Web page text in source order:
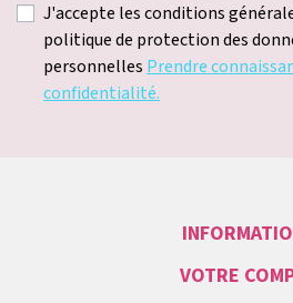
J'accepte les conditions
politique de protection des
personnelles Prendre
confidentialité.
VOTRE